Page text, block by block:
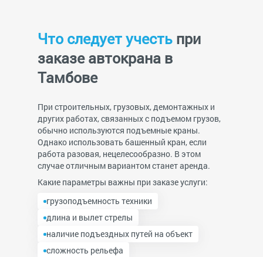
Что следует учесть при
заказе автокрана в
Тамбове
При строительных, грузовых, демонтажных и
других работах, связанных с подъемом грузов,
обычно используются подъемные краны.
Однако использовать башенный кран, если
работа разовая, нецелесообразно. В этом
случае отличным вариантом станет аренда.
Какие параметры важны при заказе услуги:
грузоподъемность техники
длина и вылет стрелы
наличие подъездных путей на объект
сложность рельефа